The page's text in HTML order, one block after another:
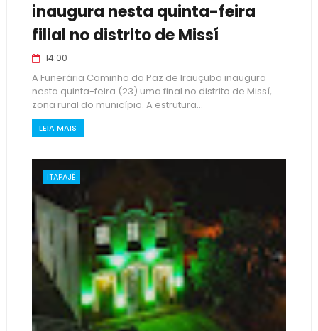
inaugura nesta quinta-feira
filial no distrito de Missí
14:00
A Funerária Caminho da Paz de Irauçuba inaugura
nesta quinta-feira (23) uma final no distrito de Missí,
zona rural do município. A estrutura...
LEIA MAIS
ITAPAJÉ